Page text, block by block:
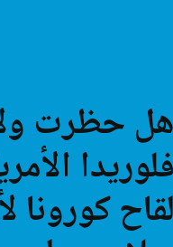
هل حظرت
فلوريدا
لقاح كورونا